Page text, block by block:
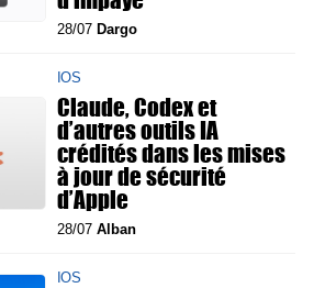
28/07 Dargo
IOS
Claude, Codex et
d’autres outils IA
crédités dans les mises
à jour de sécurité
d’Apple
28/07 Alban
IOS